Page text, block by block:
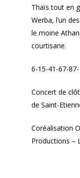
Thaïs tout en
Werba, l’un
le moine
courtisane.
6-15-41-67-
Concert de
de Saint-
Coréalisation
Productions –